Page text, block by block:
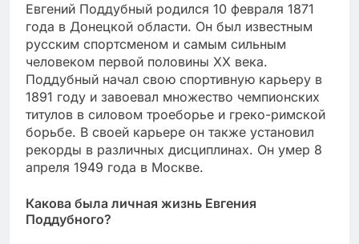
Евгений Поддубный родился 10 февраля 1871
года в Донецкой области. Он был известным
русским спортсменом и самым сильным
человеком первой половины XX века.
Поддубный начал свою спортивную карьеру в
1891 году и завоевал множество чемпионских
титулов в силовом троеборье и греко-римской
борьбе. В своей карьере он также установил
рекорды в различных дисциплинах. Он умер 8
апреля 1949 года в Москве.
Какова была личная жизнь Евгения
Поддубного?